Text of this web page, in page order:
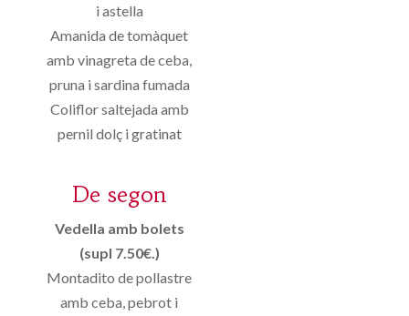
i astella
Amanida de tomàquet
amb vinagreta de ceba,
pruna i sardina fumada
Coliflor saltejada amb
pernil dolç i gratinat
De segon
Vedella amb bolets
(supl 7.50€.)
Montadito de pollastre
amb ceba, pebrot i